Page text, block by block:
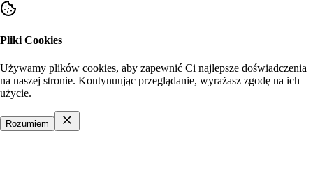
Pliki Cookies
Używamy plików cookies, aby zapewnić Ci najlepsze doświadczenia
na naszej stronie. Kontynuując przeglądanie, wyrażasz zgodę na ich
użycie.
Rozumiem